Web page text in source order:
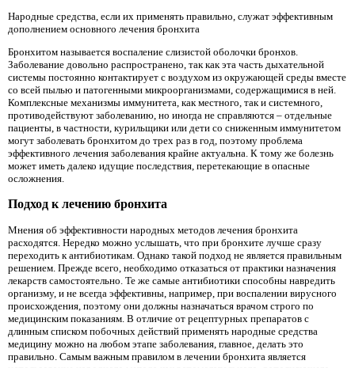
Народные средства, если их применять правильно, служат эффективным
дополнением основного лечения бронхита
Бронхитом называется воспаление слизистой оболочки бронхов.
Заболевание довольно распространено, так как эта часть дыхательной
системы постоянно контактирует с воздухом из окружающей среды вместе
со всей пылью и патогенными микроорганизмами, содержащимися в ней.
Комплексные механизмы иммунитета, как местного, так и системного,
противодействуют заболеванию, но иногда не справляются – отдельные
пациенты, в частности, курильщики или дети со сниженным иммунитетом
могут заболевать бронхитом до трех раз в год, поэтому проблема
эффективного лечения заболевания крайне актуальна. К тому же болезнь
может иметь далеко идущие последствия, перетекающие в опасные
осложнения.
Подход к лечению бронхита
Мнения об эффективности народных методов лечения бронхита
расходятся. Нередко можно услышать, что при бронхите лучше сразу
переходить к антибиотикам. Однако такой подход не является правильным
решением. Прежде всего, необходимо отказаться от практики назначения
лекарств самостоятельно. Те же самые антибиотики способны навредить
организму, и не всегда эффективны, например, при воспалении вирусного
происхождения, поэтому они должны назначаться врачом строго по
медицинским показаниям. В отличие от рецептурных препаратов с
длинным списком побочных действий применять народные средства
медицину можно на любом этапе заболевания, главное, делать это
правильно. Самым важным правилом в лечении бронхита является